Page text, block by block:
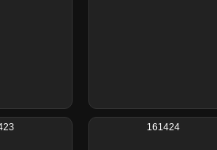
161424